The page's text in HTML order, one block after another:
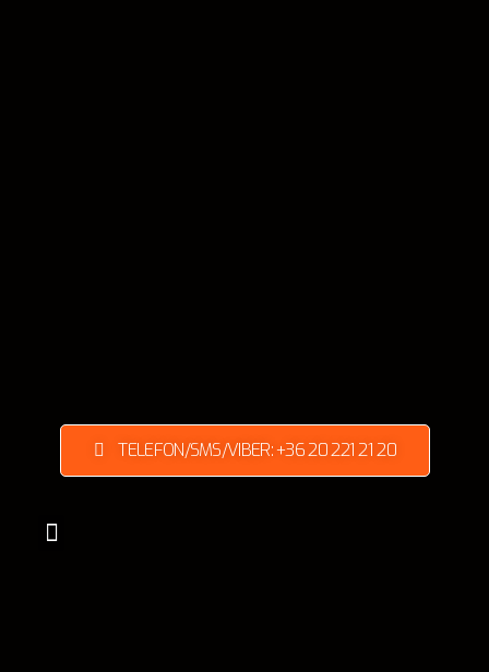
TELEFON/SMS/VIBER: +36 20 221 21 20